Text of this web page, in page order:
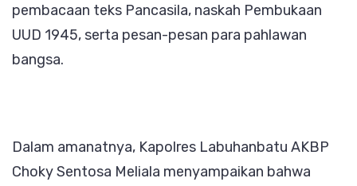
pembacaan teks Pancasila, naskah Pembukaan
UUD 1945, serta pesan-pesan para pahlawan
bangsa.
Dalam amanatnya, Kapolres Labuhanbatu AKBP
Choky Sentosa Meliala menyampaikan bahwa